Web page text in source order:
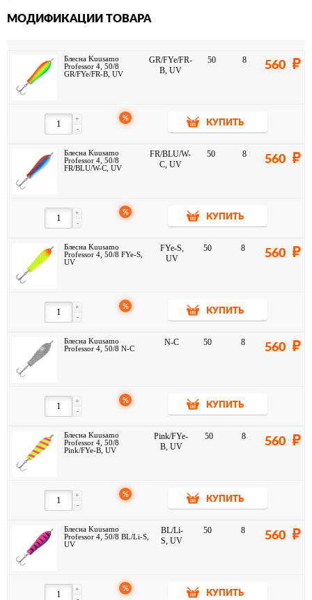
МОДИФИКАЦИИ ТОВАРА
Блесна Kuusamo
Professor 4, 50/8
GR/FYe/FR-B, UV
GR/FYe/FR-
B, UV
50 8 560
-
+ %
КУПИТЬ
Блесна Kuusamo
Professor 4, 50/8
FR/BLU/W-C, UV
FR/BLU/W-
C, UV
50 8 560
-
+ %
КУПИТЬ
Блесна Kuusamo
Professor 4, 50/8 FYe-S,
UV
FYe-S,
UV
50 8 560
-
+ %
КУПИТЬ
Блесна Kuusamo
Professor 4, 50/8 N-C
N-C 50 8 560
-
+ %
КУПИТЬ
Блесна Kuusamo
Professor 4, 50/8
Pink/FYe-B, UV
Pink/FYe-
B, UV
50 8 560
-
+ %
КУПИТЬ
Блесна Kuusamo
Professor 4, 50/8 BL/Li-S,
UV
BL/Li-
S, UV
50 8 560
+ %
КУПИТЬ